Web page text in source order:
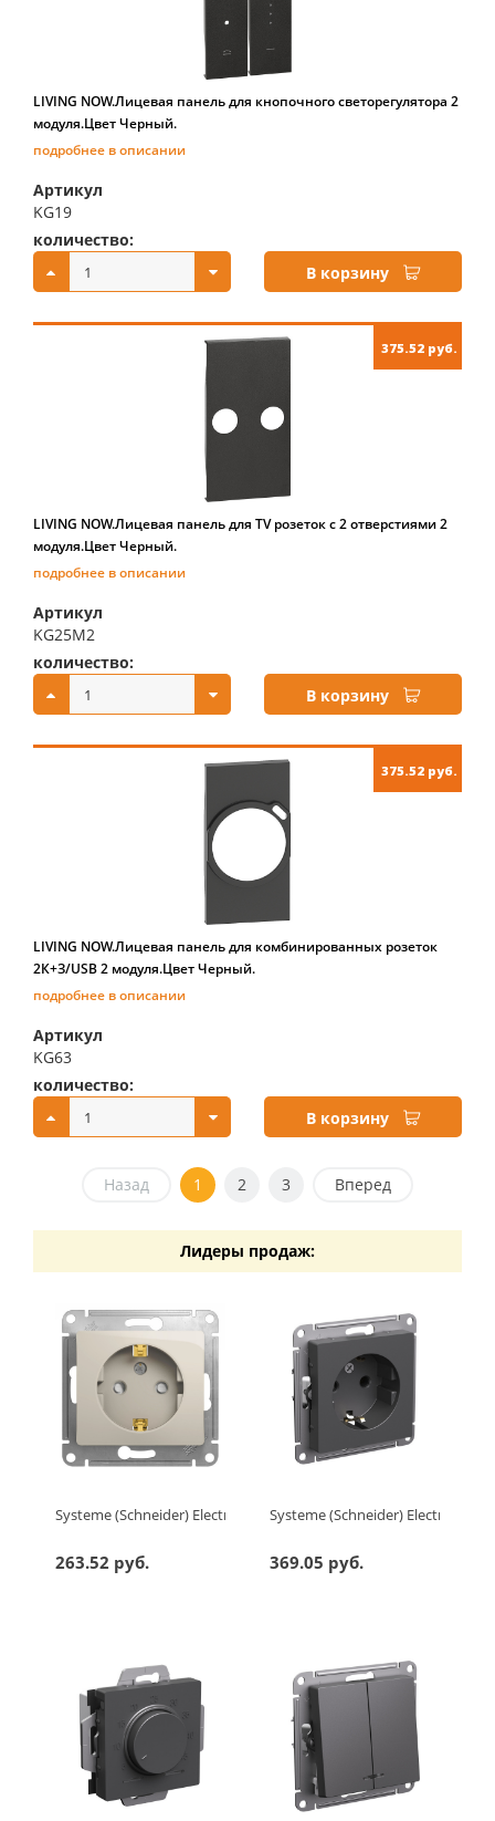
LIVING NOW.Лицевая панель для кнопочного светорегулятора 2
модуля.Цвет Черный.
подробнее в описании
Артикул
KG19
количество:
В корзину
375.52 руб.
LIVING NOW.Лицевая панель для TV розеток с 2 отверстиями 2
модуля.Цвет Черный.
подробнее в описании
Артикул
KG25M2
количество:
В корзину
375.52 руб.
LIVING NOW.Лицевая панель для комбинированных розеток
2К+З/USB 2 модуля.Цвет Черный.
подробнее в описании
Артикул
KG63
количество:
В корзину
Назад 1 2 3 Вперед
Лидеры продаж:
Systeme (Schneider) Electric GLOSSA РОЗЕТКА с
263.52 руб.
Systeme (Schneider) Electric
369.05 руб.